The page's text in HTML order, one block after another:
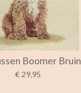
Boomer Bruin
€ 29,95